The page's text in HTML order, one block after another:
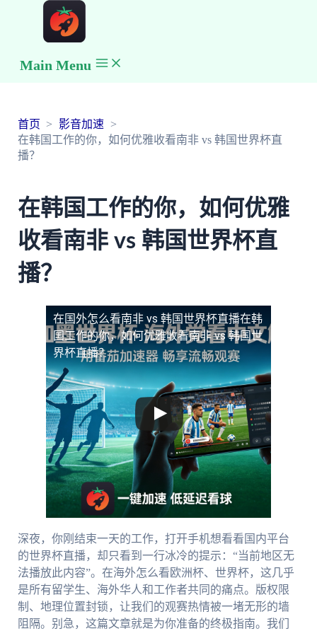
Main Menu
首页
影音加速
在韩国工作的你，如何优雅收看南非 vs 韩国世界杯直
播？
在韩国工作的你，如何优雅
收看南非 vs 韩国世界杯直
播？
在国外怎么看南非 vs 韩国世界杯直播在韩
国工作的你，如何优雅收看南非 vs 韩国世
界杯直播？
深夜，你刚结束一天的工作，打开手机想看看国内平台
的世界杯直播，却只看到一行冰冷的提示：“当前地区无
法播放此内容”。在海外怎么看欧洲杯、世界杯，这几乎
是所有留学生、海外华人和工作者共同的痛点。版权限
制、地理位置封锁，让我们的观赛热情被一堵无形的墙
阻隔。别急，这篇文章就是为你准备的终极指南。我们